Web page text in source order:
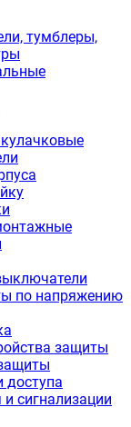
тумблеры,
по напряжению
защиты
доступа
сигнализации